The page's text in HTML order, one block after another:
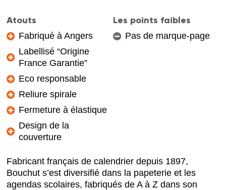
Atouts
Fabriqué à Angers
Labellisé “Origine
France Garantie”
Eco responsable
Reliure spirale
Fermeture à élastique
Design de la
couverture
Les points faibles
Pas de marque-page
Fabricant français de calendrier depuis 1897,
Bouchut s’est diversifié dans la papeterie et les
agendas scolaires, fabriqués de A à Z dans son